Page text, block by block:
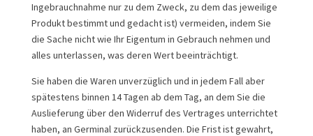
Ingebrauchnahme nur zu dem Zweck, zu dem das jeweilige
Produkt bestimmt und gedacht ist) vermeiden, indem Sie
die Sache nicht wie Ihr Eigentum in Gebrauch nehmen und
alles unterlassen, was deren Wert beeinträchtigt.
Sie haben die Waren unverzüglich und in jedem Fall aber
spätestens binnen 14 Tagen ab dem Tag, an dem Sie die
Auslieferung über den Widerruf des Vertrages unterrichtet
haben, an Germinal zurückzusenden. Die Frist ist gewahrt,